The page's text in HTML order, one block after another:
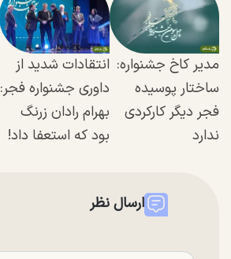
مدیر کاخ جشنواره:
ساختار پوسیده
فجر دیگر کارکردی
ندارد
انتقادات شدید از
داوری جشنواره فجر:
بهرام رادان زرنگ
بود که استعفا داد!
ارسال نظر